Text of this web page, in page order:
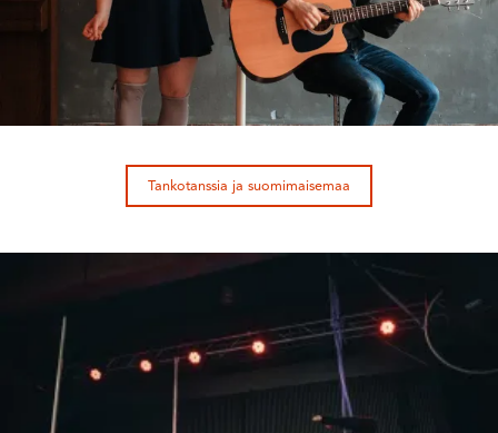
Tankotanssia ja suomimaisemaa